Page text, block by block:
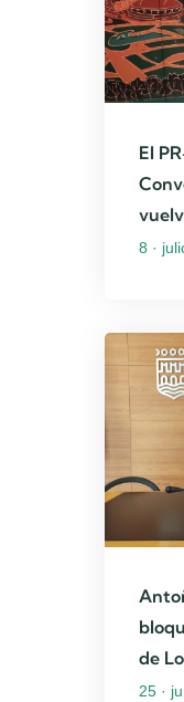
El
8 ·
de
25 ·